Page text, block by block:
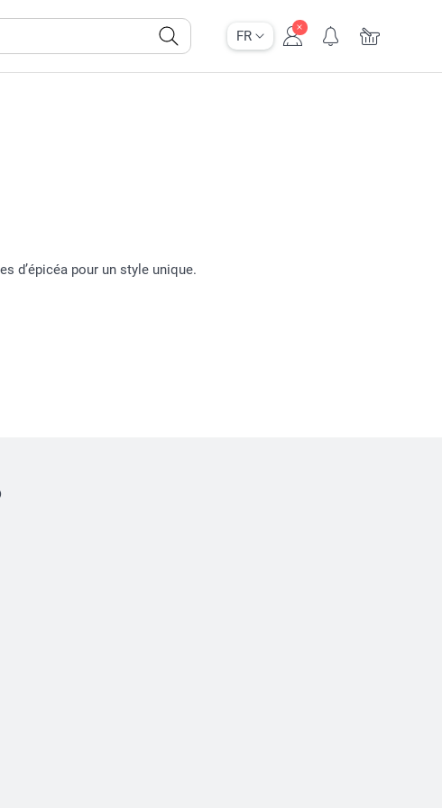
FR
d’épicéa pour un style unique.